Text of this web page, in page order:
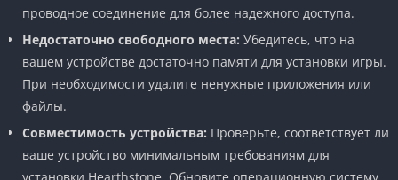
проводное соединение для более надежного доступа.
Недостаточно свободного места: Убедитесь, что на
вашем устройстве достаточно памяти для установки игры.
При необходимости удалите ненужные приложения или
файлы.
Совместимость устройства: Проверьте, соответствует ли
ваше устройство минимальным требованиям для
установки Hearthstone. Обновите операционную систему